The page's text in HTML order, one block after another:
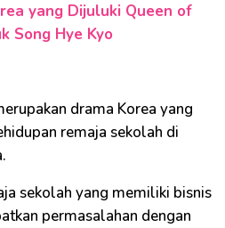
yang Dijuluki Queen of
Song Hye Kyo
drama Korea yang
remaja sekolah di
sekolah yang memiliki bisnis
permasalahan dengan